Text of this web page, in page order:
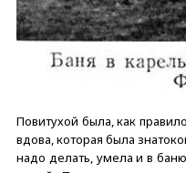
Повитухой была, как
вдова, которая была
надо делать, умела и в